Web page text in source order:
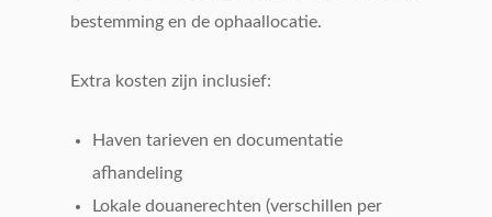
bestemming en de ophaallocatie.
Extra kosten zijn inclusief:
Haven tarieven en documentatie
afhandeling
Lokale douanerechten (verschillen per